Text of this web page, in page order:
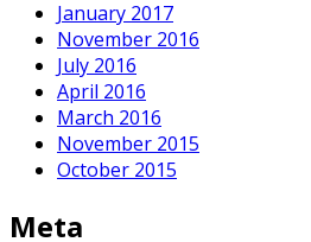
January 2017
November 2016
July 2016
April 2016
March 2016
November 2015
October 2015
Meta